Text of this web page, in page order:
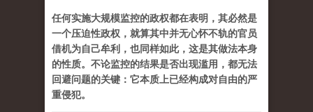
任何实施大规模监控的政权都在表明，其必然是
一个压迫性政权，就算其中并无心怀不轨的官员
借机为自己牟利，也同样如此，这是其做法本身
的性质。不论监控的结果是否出现滥用，都无法
回避问题的关键：它本质上已经构成对自由的严
重侵犯。